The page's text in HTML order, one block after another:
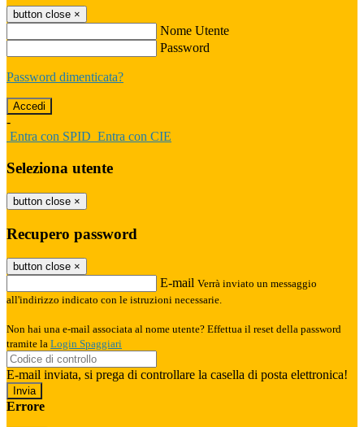
button close ×
Nome Utente
Password
Password dimenticata?
-
Entra con SPID Entra con CIE
Seleziona utente
button close ×
Recupero password
button close ×
E-mail Verrà inviato un messaggio
all'indirizzo indicato con le istruzioni necessarie.
Non hai una e-mail associata al nome utente? Effettua il reset della password
tramite la Login Spaggiari
E-mail inviata, si prega di controllare la casella di posta elettronica!
Errore